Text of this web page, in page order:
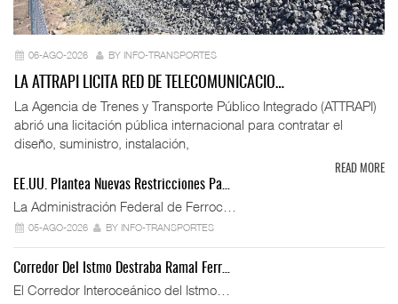
06-AGO-2026 BY INFO-TRANSPORTES
LA ATTRAPI LICITA RED DE TELECOMUNICACIO…
La Agencia de Trenes y Transporte Público Integrado (ATTRAPI)
abrió una licitación pública internacional para contratar el
diseño, suministro, instalación,
READ MORE
EE.UU. Plantea Nuevas Restricciones Pa…
La Administración Federal de Ferroc…
05-AGO-2026 BY INFO-TRANSPORTES
Corredor Del Istmo Destraba Ramal Ferr…
El Corredor Interoceánico del Istmo…